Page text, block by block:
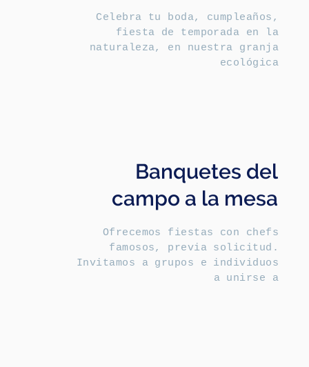
Celebra tu boda, cumpleaños,
fiesta de temporada en la
naturaleza, en nuestra granja
ecológica
Banquetes del
campo a la mesa
Ofrecemos fiestas con chefs
famosos, previa solicitud.
Invitamos a grupos e individuos
a unirse a